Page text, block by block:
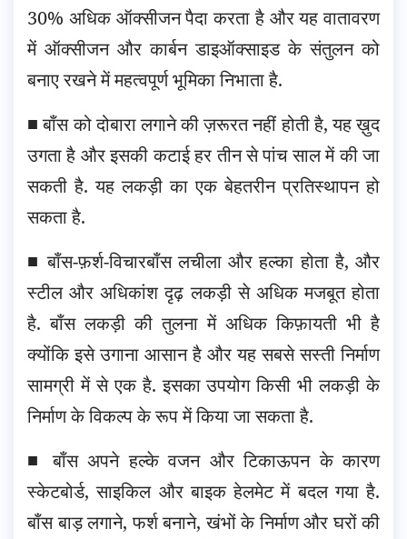
30% अधिक ऑक्सीजन पैदा करता है और यह वातावरण
में ऑक्सीजन और कार्बन डाइऑक्साइड के संतुलन को
बनाए रखने में महत्वपूर्ण भूमिका निभाता है.
■ बाँस को दोबारा लगाने की ज़रूरत नहीं होती है, यह ख़ुद
उगता है और इसकी कटाई हर तीन से पांच साल में की जा
सकती है. यह लकड़ी का एक बेहतरीन प्रतिस्थापन हो
सकता है.
■ बाँस-फ़र्श-विचारबाँस लचीला और हल्का होता है, और
स्टील और अधिकांश दृढ़ लकड़ी से अधिक मजबूत होता
है. बाँस लकड़ी की तुलना में अधिक किफ़ायती भी है
क्योंकि इसे उगाना आसान है और यह सबसे सस्ती निर्माण
सामग्री में से एक है. इसका उपयोग किसी भी लकड़ी के
निर्माण के विकल्प के रूप में किया जा सकता है.
■ बाँस अपने हल्के वजन और टिकाऊपन के कारण
स्केटबोर्ड, साइकिल और बाइक हेलमेट में बदल गया है.
बाँस बाड़ लगाने, फर्श बनाने, खंभों के निर्माण और घरों की